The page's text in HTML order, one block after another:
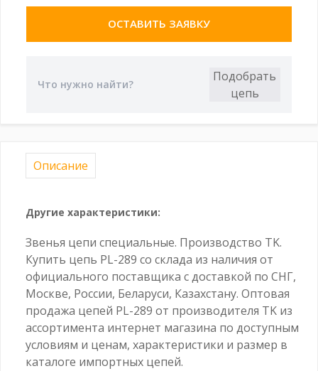
ОСТАВИТЬ ЗАЯВКУ
Описание
Другие характеристики:
Звенья цепи специальные. Производство TK.
Купить цепь PL-289 cо склада из наличия от
официального поставщика с доставкой по СНГ,
Москве, России, Беларуси, Казахстану. Оптовая
продажа цепей PL-289 от производителя TK из
ассортимента интернет магазина по доступным
условиям и ценам, характеристики и размер в
каталоге импортных цепей.